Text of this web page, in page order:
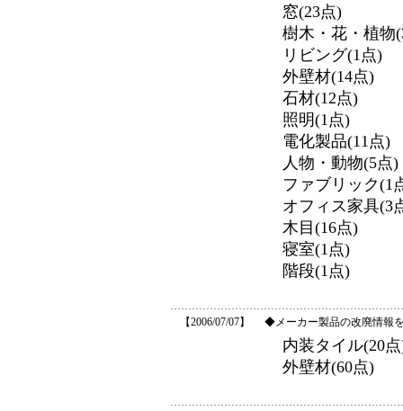
窓(23点)
樹木・花・植物
リビング(1点)
外壁材(14点)
石材(12点)
照明(1点)
電化製品(11点)
人物・動物(5点)
ファブリック(1
オフィス家具(3
木目(16点)
寝室(1点)
階段(1点)
【2006/07/07】 ◆メーカー製品の改廃情報
内装タイル(20
外壁材(60点)